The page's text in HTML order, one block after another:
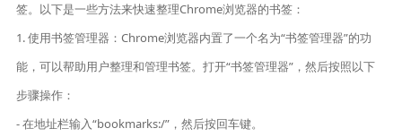
签。以下是一些方法来快速整理Chrome浏览器的书签：
1. 使用书签管理器：Chrome浏览器内置了一个名为“书签管理器”的功
能，可以帮助用户整理和管理书签。打开“书签管理器”，然后按照以下
步骤操作：
- 在地址栏输入“bookmarks:/”，然后按回车键。